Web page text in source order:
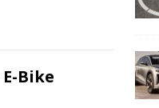
Bike